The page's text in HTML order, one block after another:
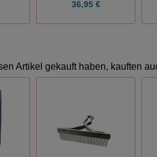
36,95 €
Artikel gekauft haben, kauften